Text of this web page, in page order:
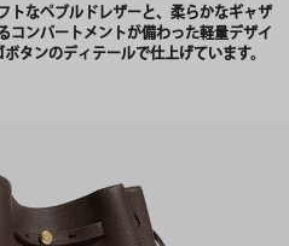
トなペブルドレザーと、柔らかなギャザ
コンパートメントが備わった軽量デザイ
タンのディテールで仕上げています。